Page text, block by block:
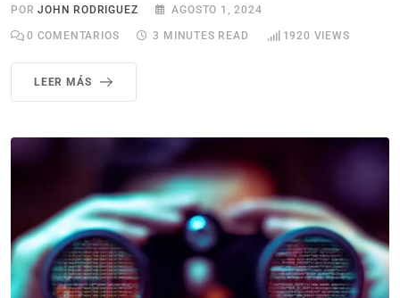
PORJOHN RODRIGUEZ AGOSTO 1, 2024
0 COMENTARIOS 3 MINUTES READ 1920 VIEWS
LEER MÁS